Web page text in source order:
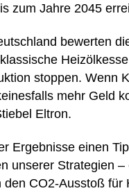
zum Jahre 2045
bewerten
stoppen. Wenn
mehr Geld
Eltron.
Ergebnisse einen
unserer Strategien
CO2-Ausstoß